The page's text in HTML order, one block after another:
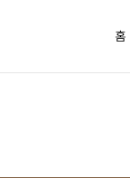
홈